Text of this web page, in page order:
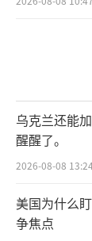
乌克兰还能
醒醒了。
2026-08-08
美国为什么
争焦点